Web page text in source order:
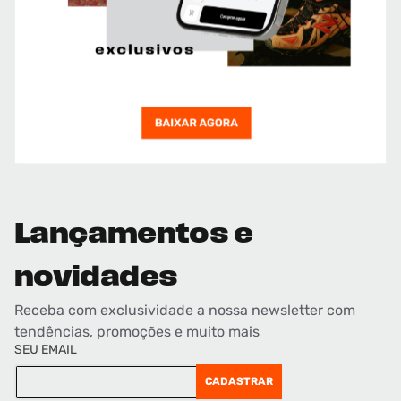
Lançamentos e
novidades
Receba com exclusividade a nossa newsletter com
tendências, promoções e muito mais
SEU EMAIL
CADASTRAR